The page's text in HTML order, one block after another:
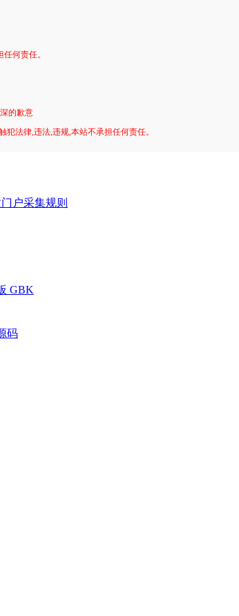
何责任。
的歉意
法律,违法,违规,本站不承担任何责任。
户采集规则
GBK
码